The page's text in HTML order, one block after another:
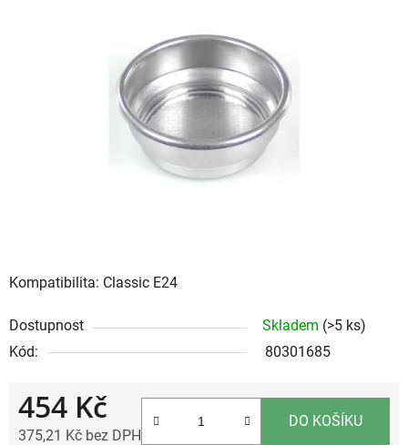
Kompatibilita: Classic E24
Dostupnost Skladem (>5 ks)
Kód:
80301685
454 Kč
375,21 Kč bez DPH
DO KOŠÍKU